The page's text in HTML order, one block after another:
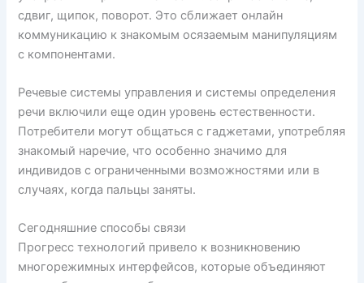
сдвиг, щипок, поворот. Это сближает онлайн
коммуникацию к знакомым осязаемым манипуляциям
с компонентами.
Речевые системы управления и системы определения
речи включили еще один уровень естественности.
Потребители могут общаться с гаджетами, употребляя
знакомый наречие, что особенно значимо для
индивидов с ограниченными возможностями или в
случаях, когда пальцы заняты.
Сегодняшние способы связи
Прогресс технологий привело к возникновению
многорежимных интерфейсов, которые объединяют